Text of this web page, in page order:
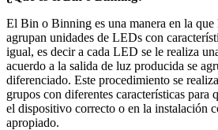
El Bin o Binning es una manera en la
agrupan unidades de LEDs con
igual, es decir a cada LED se le realiza
acuerdo a la salida de luz producida se
diferenciado. Este procedimiento se
grupos con diferentes características para
el dispositivo correcto o en la instalación
apropiado.